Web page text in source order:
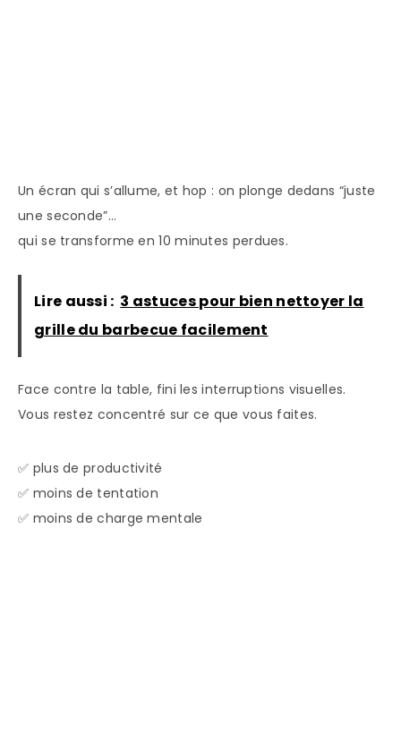
Un écran qui s’allume, et hop : on plonge dedans “juste
une seconde”…
qui se transforme en 10 minutes perdues.
Lire aussi : 3 astuces pour bien nettoyer la
grille du barbecue facilement
Face contre la table, fini les interruptions visuelles.
Vous restez concentré sur ce que vous faites.
✅ plus de productivité
✅ moins de tentation
✅ moins de charge mentale